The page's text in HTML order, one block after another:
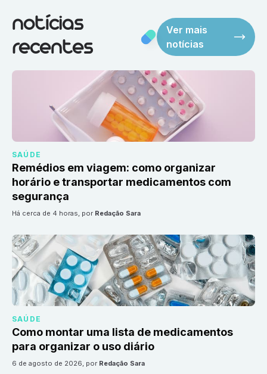
notícias
recentes
Ver mais
notícias
SAÚDE
Remédios em viagem: como organizar
horário e transportar medicamentos com
segurança
há cerca de 4 horas, por Redação Sara
SAÚDE
Como montar uma lista de medicamentos
para organizar o uso diário
6 de agosto de 2026, por Redação Sara